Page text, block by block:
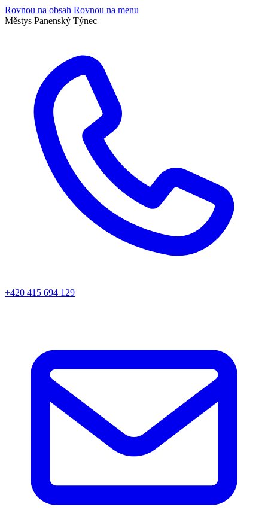
Rovnou na obsah Rovnou na menu
Městys Panenský Týnec
+420 415 694 129